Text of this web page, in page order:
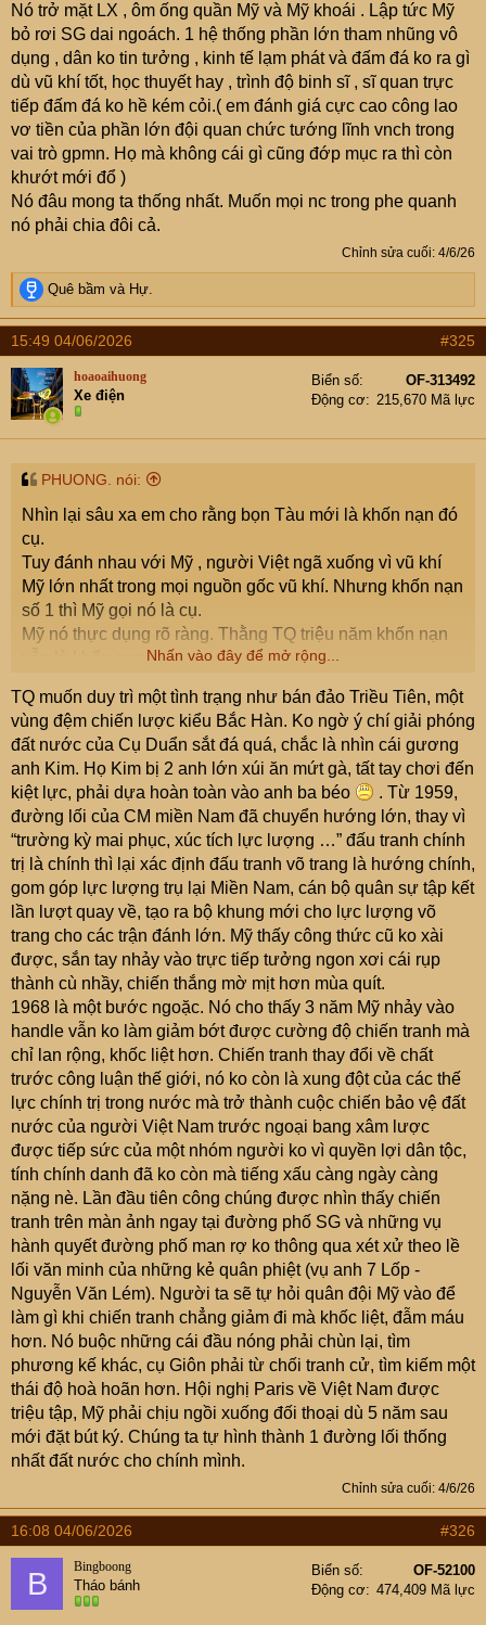
Nó trở mặt LX , ôm ống quần Mỹ và Mỹ khoái . Lập tức Mỹ
bỏ rơi SG dai ngoách. 1 hệ thống phần lớn tham nhũng vô
dụng , dân ko tin tưởng , kinh tế lạm phát và đấm đá ko ra gì
dù vũ khí tốt, học thuyết hay , trình độ binh sĩ , sĩ quan trực
tiếp đấm đá ko hề kém cỏi.( em đánh giá cực cao công lao
vơ tiền của phần lớn đội quan chức tướng lĩnh vnch trong
vai trò gpmn. Họ mà không cái gì cũng đớp mục ra thì còn
khướt mới đổ )
Nó đâu mong ta thống nhất. Muốn mọi nc trong phe quanh
nó phải chia đôi cả.
Chỉnh sửa cuối: 4/6/26
R
e
a
c
t
i
o
n
s
Quê bầm và Hự.
15:49 04/06/2026 #325
hoaoaihuong
Xe điện
Biển số
OF-313492
Động cơ
215,670 Mã lực
PHUONG. nói:
Nhìn lại sâu xa em cho rằng bọn Tàu mới là khốn nạn đó
cụ.
Tuy đánh nhau với Mỹ , người Việt ngã xuống vì vũ khí
Mỹ lớn nhất trong mọi nguồn gốc vũ khí. Nhưng khốn nạn
số 1 thì Mỹ gọi nó là cụ.
Mỹ nó thực dụng rõ ràng. Thằng TQ triệu năm khốn nạn
vẫn là khốn nạn.
Trước nó dùng vk điều tiết ko cho mình đánh lớn.
Nó trở mặt LX , ôm ống quần Mỹ và Mỹ khoái . Lập tức
Mỹ bỏ rơi SG.
Nó đâu mong ta thống nhất. Muốn mọi nc trong phe
quanh nó phải chia đôi cả.
Nhấn vào đây để mở rộng...
TQ muốn duy trì một tình trạng như bán đảo Triều Tiên, một
vùng đệm chiến lược kiểu Bắc Hàn. Ko ngờ ý chí giải phóng
đất nước của Cụ Duẩn sắt đá quá, chắc là nhìn cái gương
anh Kim. Họ Kim bị 2 anh lớn xúi ăn mứt gà, tất tay chơi đến
kiệt lực, phải dựa hoàn toàn vào anh ba béo
. Từ 1959,
đường lối của CM miền Nam đã chuyển hướng lớn, thay vì
“trường kỳ mai phục, xúc tích lực lượng …” đấu tranh chính
trị là chính thì lại xác định đấu tranh võ trang là hướng chính,
gom góp lực lượng trụ lại Miền Nam, cán bộ quân sự tập kết
lần lượt quay về, tạo ra bộ khung mới cho lực lượng võ
trang cho các trận đánh lớn. Mỹ thấy công thức cũ ko xài
được, sắn tay nhảy vào trực tiếp tưởng ngon xơi cái rụp
thành cù nhầy, chiến thắng mờ mịt hơn mùa quít.
1968 là một bước ngoặc. Nó cho thấy 3 năm Mỹ nhảy vào
handle vẫn ko làm giảm bớt được cường độ chiến tranh mà
chỉ lan rộng, khốc liệt hơn. Chiến tranh thay đổi về chất
trước công luận thế giới, nó ko còn là xung đột của các thế
lực chính trị trong nước mà trở thành cuộc chiến bảo vệ đất
nước của người Việt Nam trước ngoại bang xâm lược
được tiếp sức của một nhóm người ko vì quyền lợi dân tộc,
tính chính danh đã ko còn mà tiếng xấu càng ngày càng
nặng nè. Lần đầu tiên công chúng được nhìn thấy chiến
tranh trên màn ảnh ngay tại đường phố SG và những vụ
hành quyết đường phố man rợ ko thông qua xét xử theo lề
lối văn minh của những kẻ quân phiệt (vụ anh 7 Lốp -
Nguyễn Văn Lém). Người ta sẽ tự hỏi quân đội Mỹ vào để
làm gì khi chiến tranh chẳng giảm đi mà khốc liệt, đẫm máu
hơn. Nó buộc những cái đầu nóng phải chùn lại, tìm
phương kế khác, cụ Giôn phải từ chối tranh cử, tìm kiếm một
thái độ hoà hoãn hơn. Hội nghị Paris về Việt Nam được
triệu tập, Mỹ phải chịu ngồi xuống đối thoại dù 5 năm sau
mới đặt bút ký. Chúng ta tự hình thành 1 đường lối thống
nhất đất nước cho chính mình.
Chỉnh sửa cuối: 4/6/26
16:08 04/06/2026 #326
B Bingboong
Tháo bánh
Biển số
OF-52100
Động cơ
474,409 Mã lực